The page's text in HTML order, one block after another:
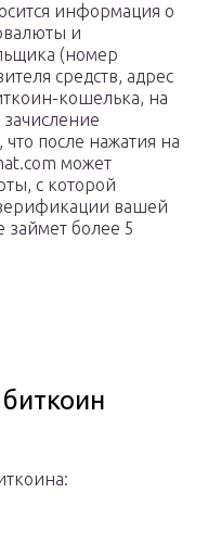
информация о
и
(номер
средств, адрес
кошелька, на
после нажатия на
может
с которой
вашей
займет более 5